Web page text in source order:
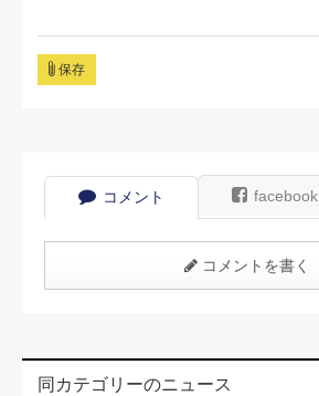
保存
コメント facebook
コメントを書く
同カテゴリーのニュース